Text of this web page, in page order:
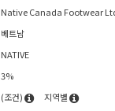
Native Canada Footwear
베트남
NATIVE
3%
(조건)
지역별